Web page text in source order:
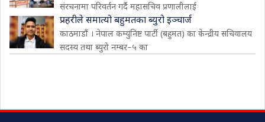
संरचनामा परिवर्तन गर्दै महासचिव प्रणालीलाई
प्रहरीले समात्यो बहुमतका ब्युरो इञ्चार्ज
काठमाडौं । नेपाल कम्युनिष्ट पार्टी (बहुमत) का केन्द्रीय सचिवालय
सदस्य तथा ब्युरो नम्बर–५ का